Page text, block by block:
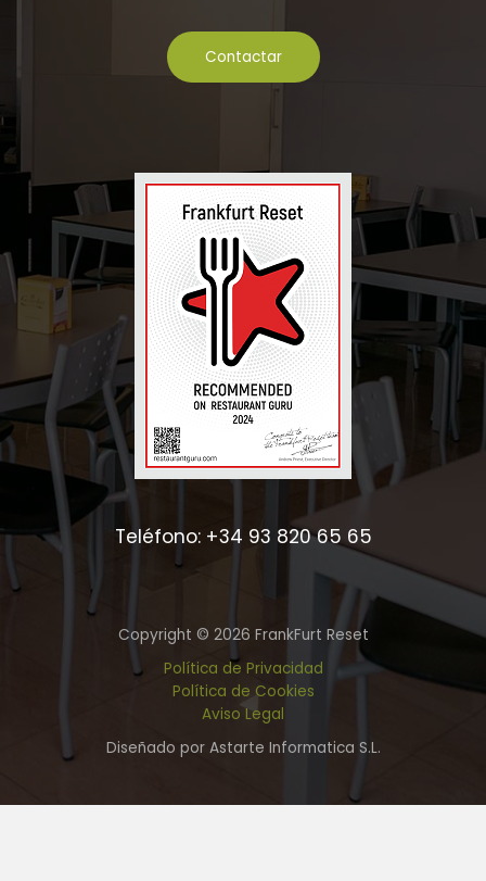
Contactar
Teléfono: +34 93 820 65 65
Copyright © 2026 FrankFurt Reset
Política de Privacidad
Política de Cookies
Aviso Legal
Diseñado por Astarte Informatica S.L.